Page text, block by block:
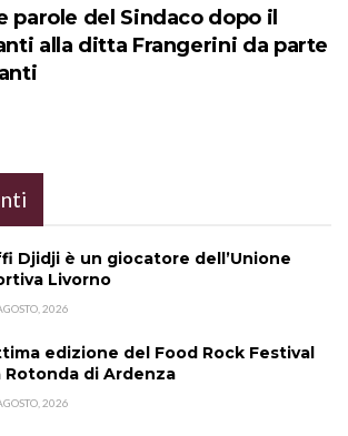
parole del Sindaco dopo il
alla ditta Frangerini da parte
Djidji è un giocatore dell’Unione
Livorno
2026
edizione del Food Rock Festival
Rotonda di Ardenza
2026